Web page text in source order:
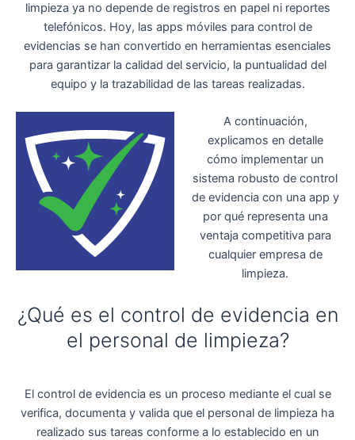
limpieza ya no depende de registros en papel ni reportes
telefónicos. Hoy, las apps móviles para control de
evidencias se han convertido en herramientas esenciales
para garantizar la calidad del servicio, la puntualidad del
equipo y la trazabilidad de las tareas realizadas.
A continuación,
explicamos en detalle
cómo implementar un
sistema robusto de control
de evidencia con una app y
por qué representa una
ventaja competitiva para
cualquier empresa de
limpieza.
¿Qué es el control de evidencia en
el personal de limpieza?
El control de evidencia es un proceso mediante el cual se
verifica, documenta y valida que el personal de limpieza ha
realizado sus tareas conforme a lo establecido en un